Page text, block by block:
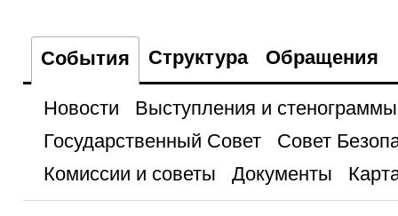
События Структура Обращения
Новости
Выступления и стенограммы
Государственный Совет
Совет
Комиссии и советы
Документы